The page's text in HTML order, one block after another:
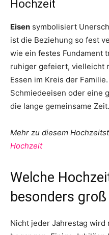
Hochzeit
Eisen symbolisiert
ist die Beziehung so fest
wie ein festes Fundament
ruhiger gefeiert, vielleicht
Essen im Kreis der
Schmiedeeisen oder eine
die lange gemeinsame Zeit.
Mehr zu diesem
Hochzeit
Welche
besonders
Nicht jeder Jahrestag